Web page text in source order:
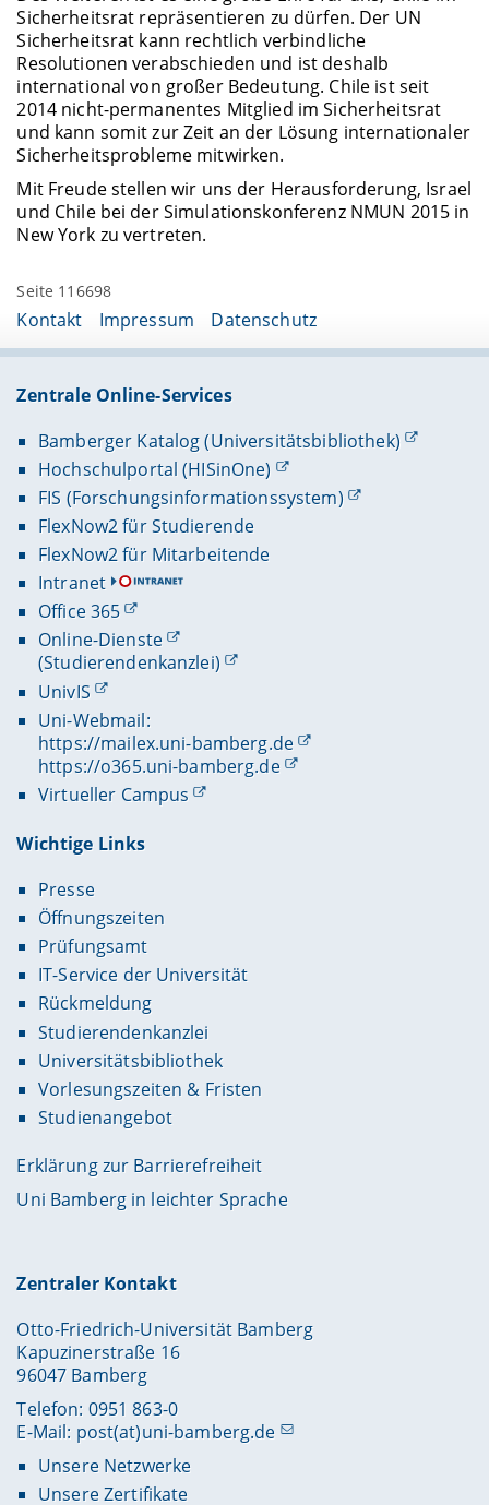
Sicherheitsrat repräsentieren zu dürfen. Der UN
Sicherheitsrat kann rechtlich verbindliche
Resolutionen verabschieden und ist deshalb
international von großer Bedeutung. Chile ist seit
2014 nicht-permanentes Mitglied im Sicherheitsrat
und kann somit zur Zeit an der Lösung internationaler
Sicherheitsprobleme mitwirken.
Mit Freude stellen wir uns der Herausforderung, Israel
und Chile bei der Simulationskonferenz NMUN 2015 in
New York zu vertreten.
Seite 116698
Kontakt Impressum Datenschutz
Zentrale Online-Services
Bamberger Katalog (Universitätsbibliothek)
Hochschulportal (HISinOne)
FIS (Forschungsinformationssystem)
FlexNow2 für Studierende
FlexNow2 für Mitarbeitende
Intranet
Office 365
Online-Dienste
(Studierendenkanzlei)
UnivIS
Uni-Webmail:
https://mailex.uni-bamberg.de
https://o365.uni-bamberg.de
Virtueller Campus
Wichtige Links
Presse
Öffnungszeiten
Prüfungsamt
IT-Service der Universität
Rückmeldung
Studierendenkanzlei
Universitätsbibliothek
Vorlesungszeiten & Fristen
Studienangebot
Erklärung zur Barrierefreiheit
Uni Bamberg in leichter Sprache
Zentraler Kontakt
Otto-Friedrich-Universität Bamberg
Kapuzinerstraße 16
96047 Bamberg
Telefon: 0951 863-0
E-Mail: post(at)uni-bamberg.de
Unsere Netzwerke
Unsere Zertifikate